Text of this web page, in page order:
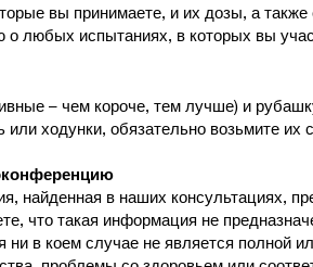
вы принимаете, и их дозы, а
любых испытаниях, в которых вы
– чем короче, тем лучше) и
ходунки, обязательно возьмите их
найденная в наших консультациях,
что такая информация не
в коем случае не является полной